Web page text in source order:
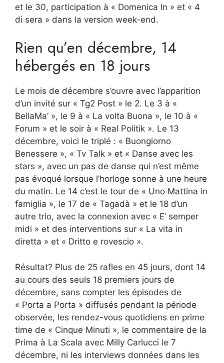
et le 30, participation à « Domenica In » et « 4
di sera » dans la version week-end.
Rien qu’en décembre, 14
hébergés en 18 jours
Le mois de décembre s’ouvre avec l’apparition
d’un invité sur « Tg2 Post » le 2. Le 3 à «
BellaMa’ », le 9 à « La volta Buona », le 10 à «
Forum » et le soir à « Real Politik ». Le 13
décembre, voici le triplé : « Buongiorno
Benessere », « Tv Talk » et « Danse avec les
stars », avec un pas de danse qui n’est même
pas évoqué lorsque l’horloge sonne à une heure
du matin. Le 14 c’est le tour de « Uno Mattina in
famiglia », le 17 de « Tagadà » et le 18 d’un
autre trio, avec la connexion avec « E’ semper
midi » et des interventions sur « La vita in
diretta » et « Dritto e rovescio ».
Résultat? Plus de 25 rafles en 45 jours, dont 14
au cours des seuls 18 premiers jours de
décembre, sans compter les épisodes de
« Porta a Porta » diffusés pendant la période
observée, les rendez-vous quotidiens en prime
time de « Cinque Minuti », le commentaire de la
Prima à La Scala avec Milly Carlucci le 7
décembre, ni les interviews données dans les